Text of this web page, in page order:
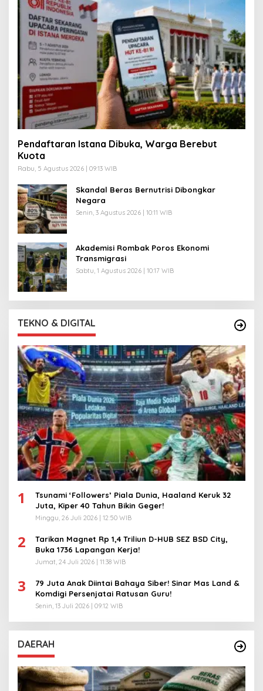
Pendaftaran Istana Dibuka, Warga Berebut
Kuota
Rabu, 5 Agustus 2026 | 09:13 WIB
Skandal Beras Bernutrisi Dibongkar
Negara
Senin, 3 Agustus 2026 | 10:11 WIB
Akademisi Rombak Poros Ekonomi
Transmigrasi
Sabtu, 1 Agustus 2026 | 10:17 WIB
TEKNO & DIGITAL
1
Tsunami ‘Followers’ Piala Dunia, Haaland Keruk 32
Juta, Kiper 40 Tahun Bikin Geger!
Minggu, 26 Juli 2026 | 12:50 WIB
2
Tarikan Magnet Rp 1,4 Triliun D-HUB SEZ BSD City,
Buka 1736 Lapangan Kerja!
Jumat, 24 Juli 2026 | 11:38 WIB
3
79 Juta Anak Diintai Bahaya Siber! Sinar Mas Land &
Komdigi Persenjatai Ratusan Guru!
Senin, 13 Juli 2026 | 09:12 WIB
DAERAH